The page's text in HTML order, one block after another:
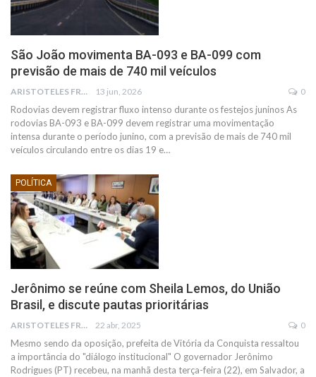
São João movimenta BA-093 e BA-099 com
previsão de mais de 740 mil veículos
ARISTOTELES FRANCO 13 jun, 2026 0
Rodovias devem registrar fluxo intenso durante os festejos juninosAs
rodovias BA-093 e BA-099 devem registrar uma movimentação
intensa durante o período junino, com a previsão de mais de 740 mil
veículos circulando entre os dias 19 e…
POLÍTICA
Jerônimo se reúne com Sheila Lemos, do União
Brasil, e discute pautas prioritárias
ARISTOTELES FRANCO 22 abr, 2025 0
Mesmo sendo da oposição, prefeita de Vitória da Conquista ressaltou
a importância do "diálogo institucional" O governador Jerônimo
Rodrigues (PT) recebeu, na manhã desta terça-feira (22), em Salvador, a